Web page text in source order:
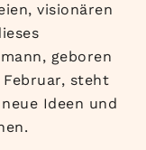
visionären
geboren
Februar, steht
Ideen und